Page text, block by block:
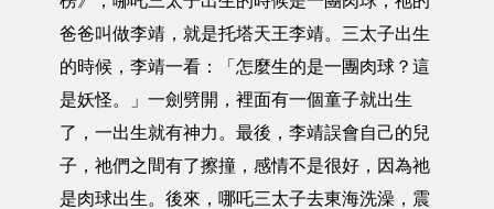
爸爸叫做李靖，就是托塔天王李靖。三太子出生
的時候，李靖一看：「怎麼生的是一團肉球？這
是妖怪。」一劍劈開，裡面有一個童子就出生
了，一出生就有神力。最後，李靖誤會自己的兒
子，祂們之間有了擦撞，感情不是很好，因為祂
是肉球出生。後來，哪吒三太子去東海洗澡，震